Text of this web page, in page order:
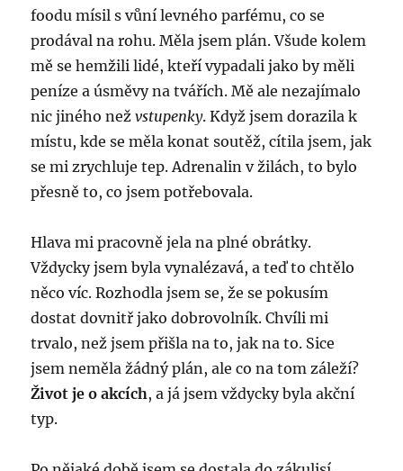
foodu mísil s vůní levného parfému, co se
prodával na rohu. Měla jsem plán. Všude kolem
mě se hemžili lidé, kteří vypadali jako by měli
peníze a úsměvy na tvářích. Mě ale nezajímalo
nic jiného nežvstupenky. Když jsem dorazila k
místu, kde se měla konat soutěž, cítila jsem, jak
se mi zrychluje tep. Adrenalin v žilách, to bylo
přesně to, co jsem potřebovala.
Hlava mi pracovně jela na plné obrátky.
Vždycky jsem byla vynalézavá, a teď to chtělo
něco víc. Rozhodla jsem se, že se pokusím
dostat dovnitř jako dobrovolník. Chvíli mi
trvalo, než jsem přišla na to, jak na to. Sice
jsem neměla žádný plán, ale co na tom záleží?
Život je o akcích, a já jsem vždycky byla akční
typ.